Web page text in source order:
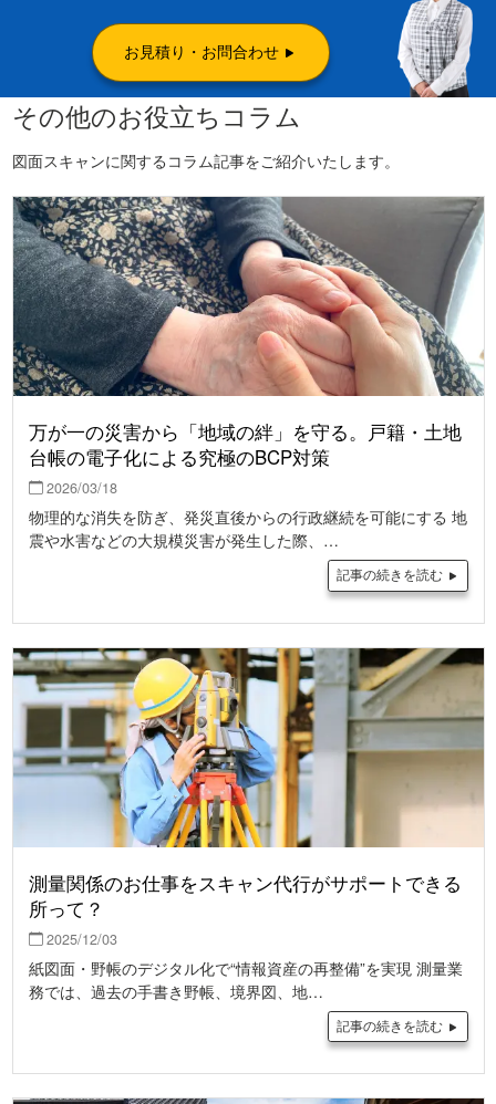
お見積り・お問合わせ
その他のお役立ちコラム
図面スキャンに関するコラム記事をご紹介いたします。
万が一の災害から「地域の絆」を守る。戸籍・土地
台帳の電子化による究極のBCP対策
2026/03/18
物理的な消失を防ぎ、発災直後からの行政継続を可能にする 地
震や水害などの大規模災害が発生した際、…
記事の続きを読む
測量関係のお仕事をスキャン代行がサポートできる
所って？
2025/12/03
紙図面・野帳のデジタル化で“情報資産の再整備”を実現 測量業
務では、過去の手書き野帳、境界図、地…
記事の続きを読む